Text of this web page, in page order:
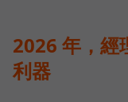
2026 年，經
利器